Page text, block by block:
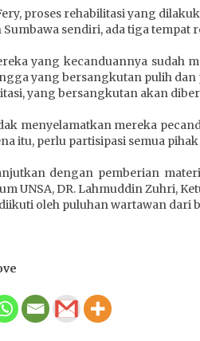
proses rehabilitasi yang
Sumbawa sendiri, ada tiga tempat
yang kecanduannya sudah
yang bersangkutan pulih
yang bersangkutan akan
menyelamatkan mereka
itu, perlu partisipasi semua
dengan pemberian
UNSA, DR. Lahmuddin Zuhri,
oleh puluhan wartawan dari